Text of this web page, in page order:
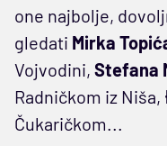
one najbolje,
gledati Mirka
Vojvodini, Stefana
Radničkom iz Niša,
Čukaričkom...